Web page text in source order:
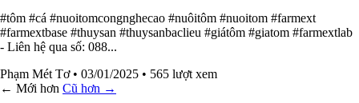
#tôm #cá #nuoitomcongnghecao #nuôitôm #nuoitom #farmext
#farmextbase #thuysan #thuysanbaclieu #giátôm #giatom #farmextlab
- Liên hệ qua số: 088...
Phạm Mét Tơ • 03/01/2025 • 565 lượt xem
← Mới hơn Cũ hơn →